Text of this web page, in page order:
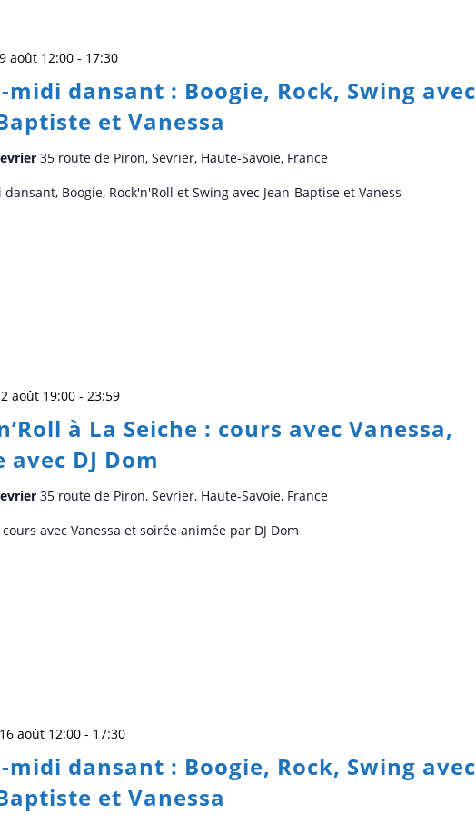
midi dansant : Boogie, Rock, Swing avec
et Vanessa
août 12:00- 17:30
35 route de Piron, Sevrier, Haute-Savoie, France
Boogie, Rock'n'Roll et Swing avec Jean-Baptise et Vaness
à La Seiche : cours avec Vanessa,
avec DJ Dom
août 19:00- 23:59
35 route de Piron, Sevrier, Haute-Savoie, France
avec Vanessa et soirée animée par DJ Dom
midi dansant : Boogie, Rock, Swing avec
et Vanessa
août 12:00- 17:30